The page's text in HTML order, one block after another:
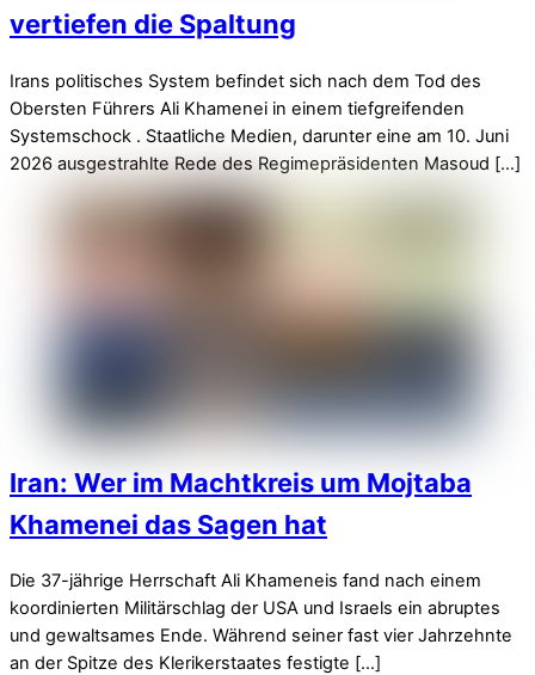
vertiefen die Spaltung
Irans politisches System befindet sich nach dem Tod des
Obersten Führers Ali Khamenei in einem tiefgreifenden
Systemschock . Staatliche Medien, darunter eine am 10. Juni
2026 ausgestrahlte Rede des Regimepräsidenten Masoud […]
Iran: Wer im Machtkreis um Mojtaba
Khamenei das Sagen hat
Die 37-jährige Herrschaft Ali Khameneis fand nach einem
koordinierten Militärschlag der USA und Israels ein abruptes
und gewaltsames Ende. Während seiner fast vier Jahrzehnte
an der Spitze des Klerikerstaates festigte […]